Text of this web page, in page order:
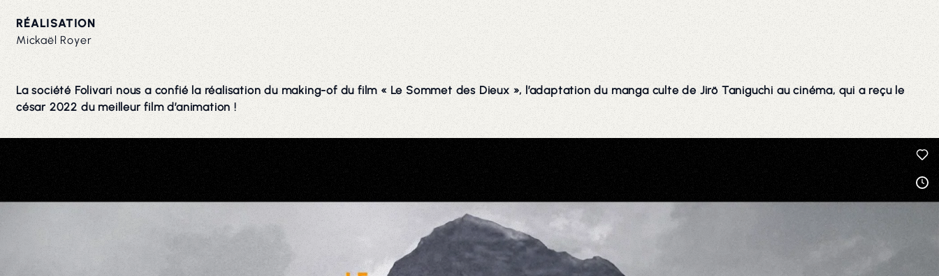
RÉALISATION
Mickaël Royer
La société Folivari nous a confié la réalisation du making-of du film « Le Sommet des Dieux », l’adaptation du manga culte de Jirö Taniguchi au cinéma, qui a reçu le
césar 2022 du meilleur film d’animation !